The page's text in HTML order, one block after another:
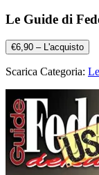
Le Guide di
€6,90 – L'acquisto
Scarica Categoria: